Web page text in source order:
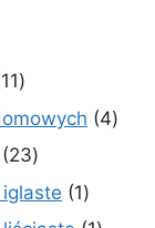
1111
produktów
44
2323
produkty
11
produkt